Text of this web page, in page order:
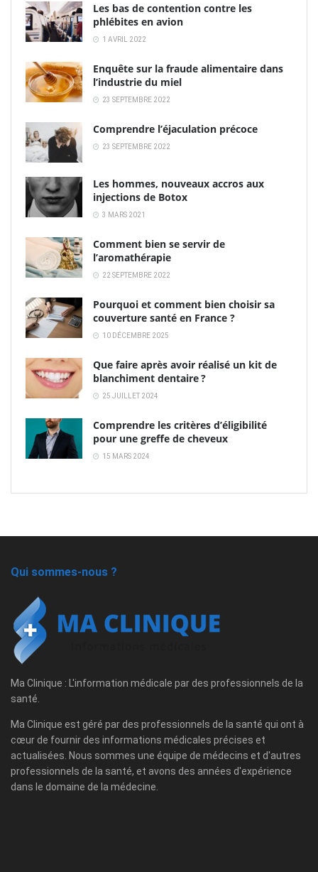
Les bas de contention contre les
phlébites en avion
1 AVRIL 2022
Enquête sur la fraude alimentaire dans
l’industrie du miel
23 SEPTEMBRE 2022
Comprendre l’éjaculation précoce
23 SEPTEMBRE 2022
Les hommes, nouveaux accros aux
injections de Botox
3 MARS 2021
Comment bien se servir de
l’aromathérapie
22 SEPTEMBRE 2022
Pourquoi et comment bien choisir sa
couverture santé en France ?
10 DÉCEMBRE 2025
Que faire après avoir réalisé un kit de
blanchiment dentaire ?
25 JUILLET 2024
Comprendre les critères d’éligibilité
pour une greffe de cheveux
15 MARS 2024
Qui sommes-nous ?
Ma Clinique : L'information médicale par des professionnels de la
santé.
Ma Clinique est géré par des professionnels de la santé qui ont à
cœur de fournir des informations médicales précises et
actualisées. Nous sommes une équipe de médecins et d'autres
professionnels de la santé, et avons des années d'expérience
dans le domaine de la médecine.